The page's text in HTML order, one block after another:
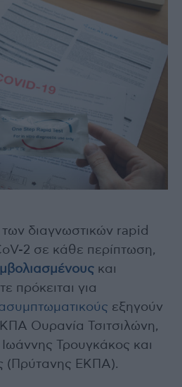
των διαγνωστικών rapid
2 σε κάθε περίπτωση,
και
πρόκειται για
εξηγούν
Ουρανία Τσιτσιλώνη,
Τρουγκάκος και
(Πρύτανης ΕΚΠΑ).